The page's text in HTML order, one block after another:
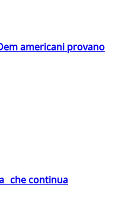
americani provano
che continua